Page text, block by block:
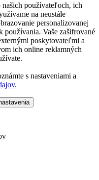
našich používateľoch, ich
na neustále
personalizovanej
používania. Vaše zašifrované
poskytovateľmi a
ich online reklamných
s nastaveniami a
.